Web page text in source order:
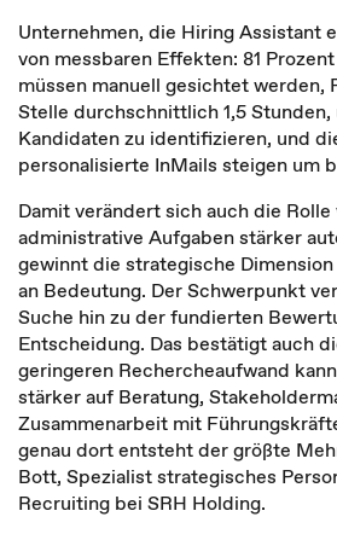
Unternehmen, die Hiring Assistant
von messbaren Effekten: 81
müssen manuell gesichtet werden,
Stelle durchschnittlich 1,5
Kandidaten zu identifizieren, und
personalisierte InMails steigen um
Damit verändert sich auch die Rolle
administrative Aufgaben stärker
gewinnt die strategische
an Bedeutung. Der Schwerpunkt
Suche hin zu der fundierten
Entscheidung. Das bestätigt auch
geringeren Rechercheaufwand
stärker auf Beratung,
Zusammenarbeit mit
genau dort entsteht der größte
Bott, Spezialist strategisches
Recruiting bei SRH Holding.